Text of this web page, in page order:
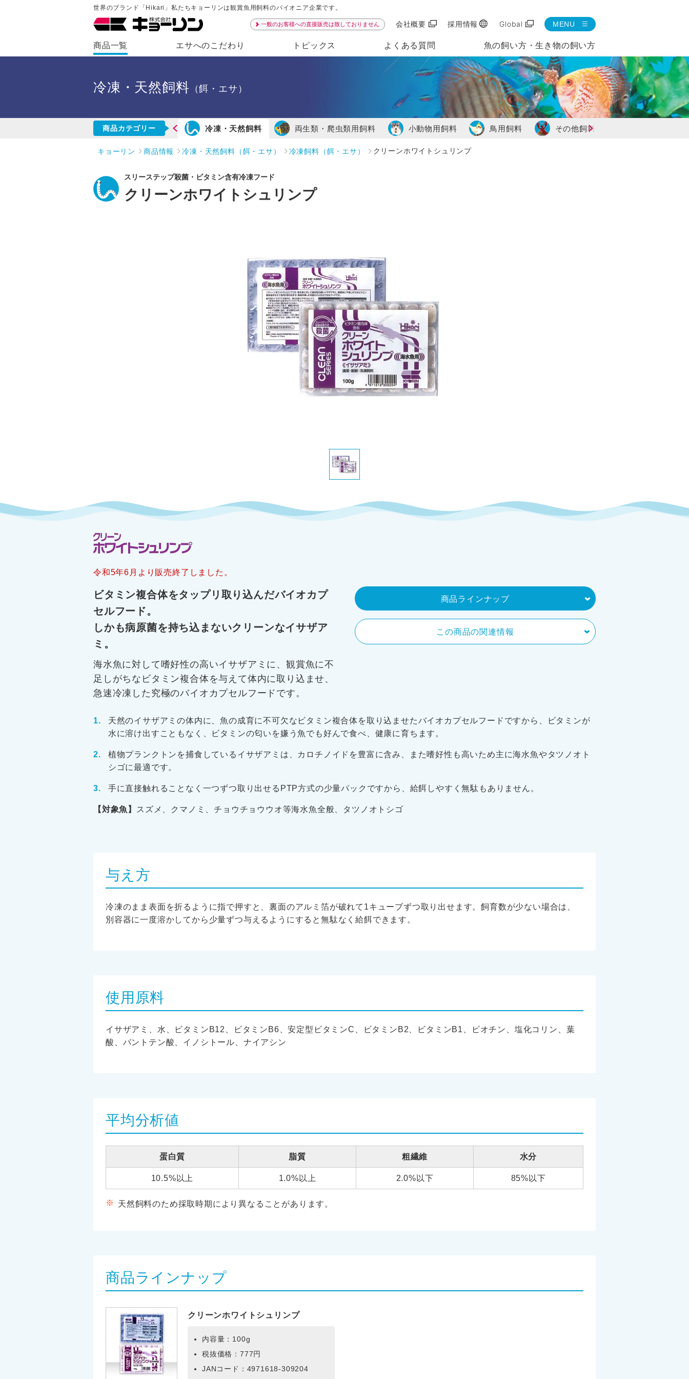
世界のブランド「Hikari」私たちキョーリンは観賞魚用飼料のパイオニア企業です。
一般のお客様への直接販売は致しておりません 会社概要 採用情報 Global MENU
商品一覧 エサへのこだわり トピックス よくある質問 魚の飼い方・生き物の飼い方
冷凍・天然飼料 （餌・エサ）
商品カテゴリー
海水魚用飼料 冷凍・天然飼料 両生類・爬虫類用飼料 小動物用飼料 鳥用飼料 その他飼料
キョーリン 商品情報 冷凍・天然飼料（餌・エサ） 冷凍飼料（餌・エサ） クリーンホワイトシュリンプ
スリーステップ殺菌・ビタミン含有冷凍フード
クリーンホワイトシュリンプ
令和5年6月より販売終了しました。
ビタミン複合体をタップリ取り込んだバイオカプ
セルフード。
しかも病原菌を持ち込まないクリーンなイサザア
ミ。
海水魚に対して嗜好性の高いイサザアミに、観賞魚に不
足しがちなビタミン複合体を与えて体内に取り込ませ、
急速冷凍した究極のバイオカプセルフードです。
商品ラインナップ
この商品の関連情報
天然のイサザアミの体内に、魚の成育に不可欠なビタミン複合体を取り込ませたバイオカプセルフードですから、ビタミンが
水に溶け出すこともなく、ビタミンの匂いを嫌う魚でも好んで食べ、健康に育ちます。
植物プランクトンを捕食しているイサザアミは、カロチノイドを豊富に含み、また嗜好性も高いため主に海水魚やタツノオト
シゴに最適です。
手に直接触れることなく一つずつ取り出せるPTP方式の少量パックですから、給餌しやすく無駄もありません。
【対象魚】 スズメ、クマノミ、チョウチョウウオ等海水魚全般、タツノオトシゴ
与え方
冷凍のまま表面を折るように指で押すと、裏面のアルミ箔が破れて1キューブずつ取り出せます。飼育数が少ない場合は、
別容器に一度溶かしてから少量ずつ与えるようにすると無駄なく給餌できます。
使用原料
イサザアミ、水、ビタミンB12、ビタミンB6、安定型ビタミンC、ビタミンB2、ビタミンB1、ビオチン、塩化コリン、葉
酸、パントテン酸、イノシトール、ナイアシン
平均分析値
蛋白質 脂質 粗繊維 水分
10.5%以上 1.0%以上 2.0%以下 85%以下
天然飼料のため採取時期により異なることがあります。
商品ラインナップ
クリーンホワイトシュリンプ
内容量：100g
税抜価格：777円
JANコード：4971618-309204